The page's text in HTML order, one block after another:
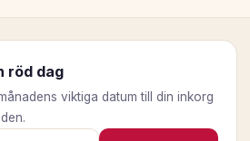
röd dag
viktiga datum till din inkorg